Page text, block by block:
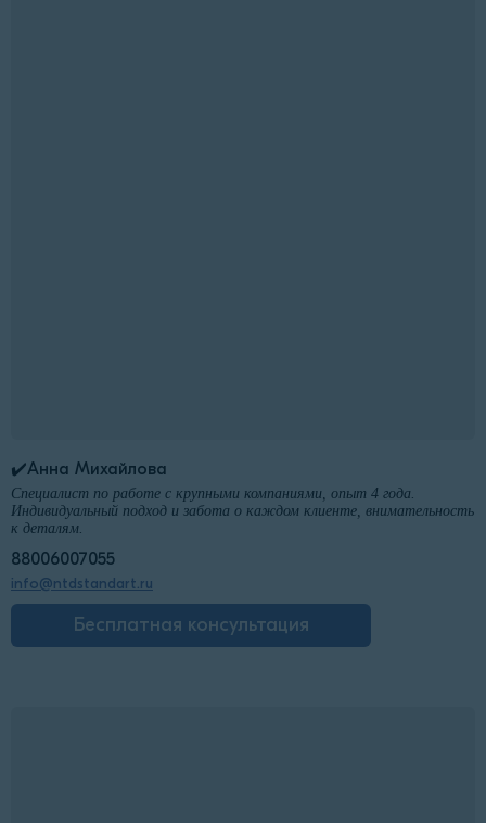
✔️Анна Михайлова
Специалист по работе с крупными компаниями, опыт 4 года.
Индивидуальный подход и забота о каждом клиенте, внимательность
к деталям.
88006007055
info@ntdstandart.ru
Бесплатная консультация